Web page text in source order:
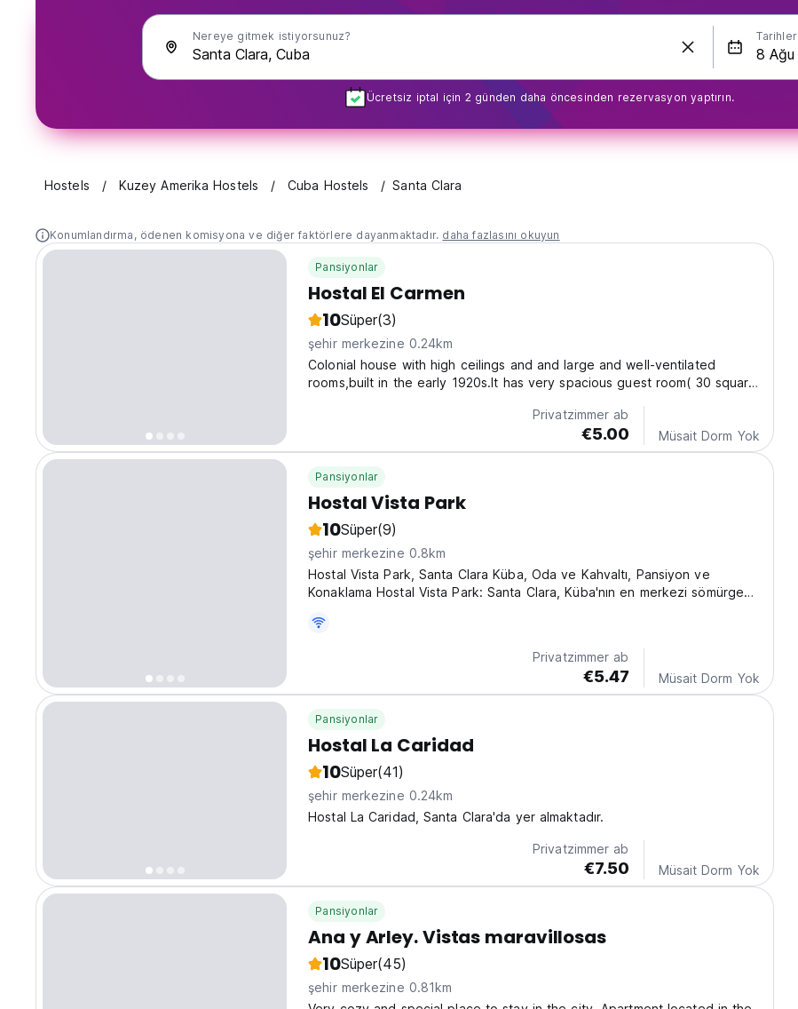
Nereye gitmek istiyorsunuz? Tarihler
Ücretsiz iptal için 2 günden daha öncesinden rezervasyon yaptırın.
Hostels Kuzey Amerika Hostels Cuba Hostels Santa Clara
Konumlandırma, ödenen komisyona ve diğer faktörlere dayanmaktadır. daha fazlasını okuyun
Pansiyonlar
Hostal El Carmen
10Süper(3)
şehir merkezine 0.24km
Colonial house with high ceilings and and large and well-ventilated
rooms,built in the early 1920s.It has very spacious guest room( 30 square
bathtub, everything very confortables. We...Privatzimmer ab
€5.00 Müsait Dorm Yok
Pansiyonlar
Hostal Vista Park
10Süper(9)
şehir merkezine 0.8km
Hostal Vista Park, Santa Clara Küba, Oda ve Kahvaltı, Pansiyon ve
Konaklama Hostal Vista Park: Santa Clara, Küba'nın en merkezi sömürge
Privatzimmer ab
€5.47 Müsait Dorm Yok
Pansiyonlar
Hostal La Caridad
10Süper(41)
şehir merkezine 0.24km
Hostal La Caridad, Santa Clara'da yer almaktadır.
Privatzimmer ab
€7.50 Müsait Dorm Yok
Pansiyonlar
Ana y Arley. Vistas maravillosas
10Süper(45)
şehir merkezine 0.81km